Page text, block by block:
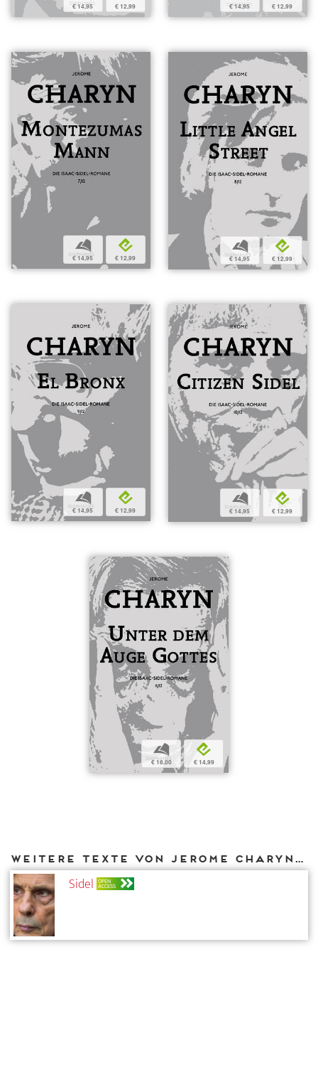
€ 14,95 € 12,99 € 14,95 € 12,99
b
€ 14,95
e
€ 12,99
b
€ 14,95
e
€ 12,99
b
€ 14,95
e
€ 12,99
b
€ 14,95
e
€ 12,99
b
€ 18,00
e
€ 14,99
Weitere Texte von Jerome Charyn bei DIAPHANES
Sidel OPEN
ACCESS